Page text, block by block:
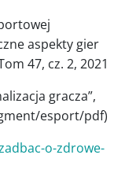
aspekty gier
47, cz. 2, 2021
gracza”,
esport/pdf)
o-zdrowe-